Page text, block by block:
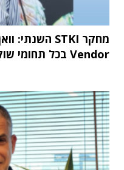
Vendor בכל תחומי שוק ה-IT